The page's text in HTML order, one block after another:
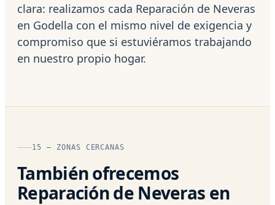
clara: realizamos cada Reparación de Neveras
en Godella con el mismo nivel de exigencia y
compromiso que si estuviéramos trabajando
en nuestro propio hogar.
15 — ZONAS CERCANAS
También ofrecemos
Reparación de Neveras en